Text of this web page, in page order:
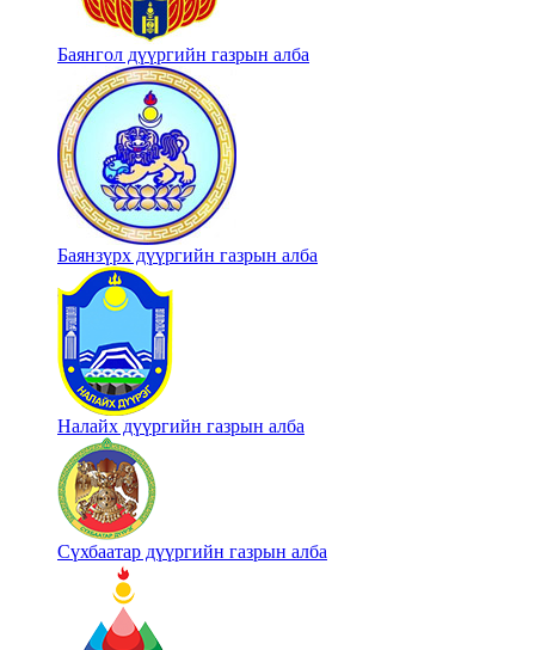
Баянгол дүүргийн газрын алба
Баянзүрх дүүргийн газрын алба
Налайх дүүргийн газрын алба
Сүхбаатар дүүргийн газрын алба